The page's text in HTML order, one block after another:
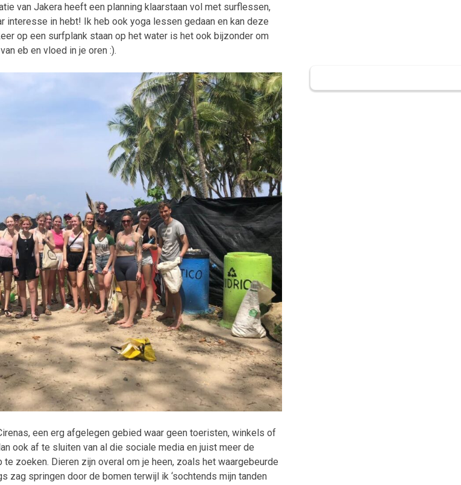
van Jakera heeft een planning klaarstaan vol met surflessen,
interesse in hebt! Ik heb ook yoga lessen gedaan en kan deze
op een surfplank staan op het water is het ook bijzonder om
eb en vloed in je oren :).
een erg afgelegen gebied waar geen toeristen, winkels of
ook af te sluiten van al die sociale media en juist meer de
zoeken. Dieren zijn overal om je heen, zoals het waargebeurde
zag springen door de bomen terwijl ik ‘sochtends mijn tanden